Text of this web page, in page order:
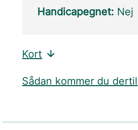
Handicapegnet: Nej
Kort
Sådan kommer du dertil